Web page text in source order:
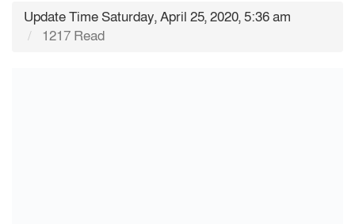
Update Time Saturday, April 25, 2020, 5:36 am
1217 Read